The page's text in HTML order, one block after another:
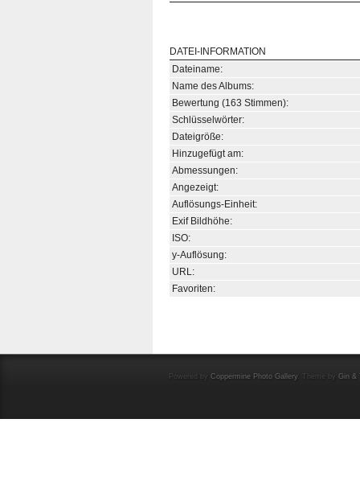
DATEI-INFORMATION
Dateiname:
Name des Albums:
Bewertung (163 Stimmen):
Schlüsselwörter:
Dateigröße:
Hinzugefügt am:
Abmessungen:
Angezeigt:
Auflösungs-Einheit:
Exif Bildhöhe:
ISO:
y-Auflösung:
URL:
Favoriten:
Powered by Coppermine Photo Gallery. Theme by Gin &